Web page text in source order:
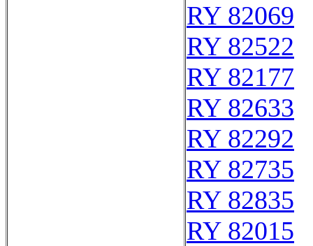
RY 82069
RY 82522
RY 82177
RY 82633
RY 82292
RY 82735
RY 82835
RY 82015